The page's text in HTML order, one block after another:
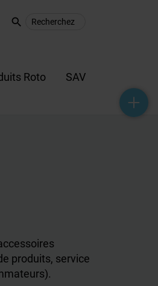
search
Roto SAV
help_outline
headset_mic
mail_outline
produits, service